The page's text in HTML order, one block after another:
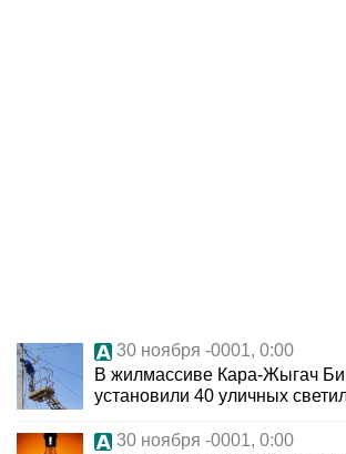
30 ноября -0001, 0:00
В жилмассиве Кара-Жыгач
установили 40 уличных
30 ноября -0001, 0:00